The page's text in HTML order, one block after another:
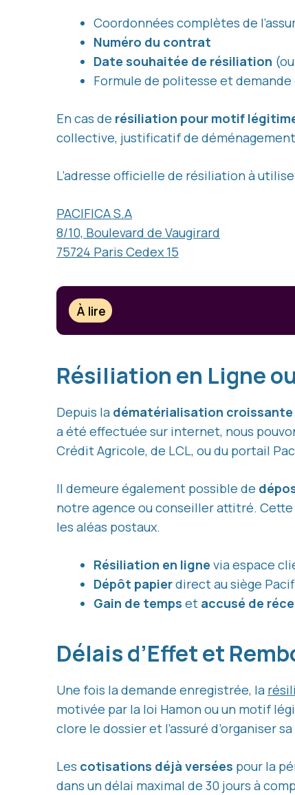
Coordonnées complètes de
Numéro du contrat
Date souhaitée de résiliation
Formule de politesse et
En cas de résiliation pour motif
collective, justificatif de
L’adresse officielle de résiliation à
PACIFICA S.A
8/10, Boulevard de Vaugirard
75724 Paris Cedex 15
À lire
Résiliation en Ligne
Depuis la dématérialisation croissante
a été effectuée sur internet, nous
Crédit Agricole, de LCL, ou du portail
Il demeure également possible de
notre agence ou conseiller attitré.
les aléas postaux.
Résiliation en ligne via espace
Dépôt papierdirect au siège
Gain de temps et accusé de
Délais d’Effet et
Une fois la demande enregistrée, la
motivée par la loi Hamon ou un motif
clore le dossier et l’assuré d’organiser
Les cotisations déjà versées pour la
dans un délai maximal de 30 jours à